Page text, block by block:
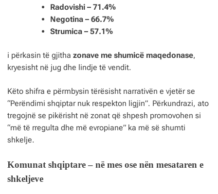
Radovishi – 71.4%
Negotina – 66.7%
Strumica – 57.1%
i përkasin të gjitha zonave me shumicë maqedonase,
kryesisht në jug dhe lindje të vendit.
Këto shifra e përmbysin tërësisht narrativën e vjetër se
“Perëndimi shqiptar nuk respekton ligjin”. Përkundrazi, ato
tregojnë se pikërisht në zonat që shpesh promovohen si
“më të rregulta dhe më evropiane” ka më së shumti
shkelje.
Komunat shqiptare – në mes ose nën mesataren e
shkeljeve